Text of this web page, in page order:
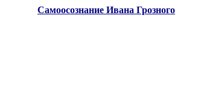
Самоосознание Ивана Грозного